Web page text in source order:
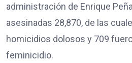
administración de Enrique
asesinadas 28,870, de las
homicidios dolosos y 709
feminicidio.